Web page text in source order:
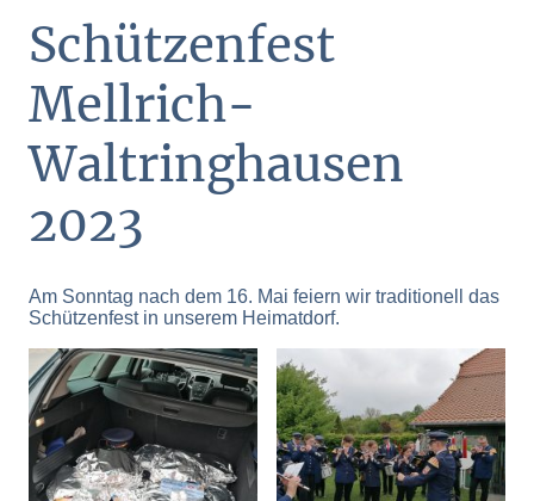
Schützenfest
Mellrich-
Waltringhausen
2023
Am Sonntag nach dem 16. Mai feiern wir traditionell das
Schützenfest in unserem Heimatdorf.